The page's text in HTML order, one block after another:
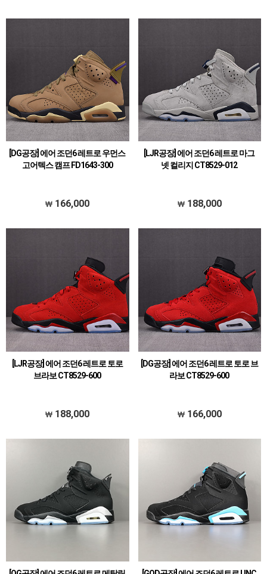
[DG공장] 에어 조던6 레트로 우먼스
고어텍스 캠프 FD1643-300
166,000
[LJR공장] 에어 조던6 레트로 마그
넷 컬리지 CT8529-012
188,000
[LJR공장] 에어 조던6 레트로 토로
브라보 CT8529-600
188,000
[DG공장] 에어 조던6 레트로 토로 브
라보 CT8529-600
166,000